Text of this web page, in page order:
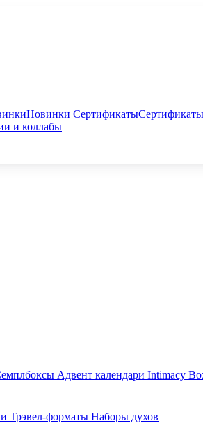
Новинки СертификатыСертификаты
и коллабы
Адвент календари Intimacy
Трэвел-форматы Наборы духов